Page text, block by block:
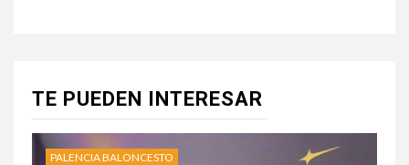
TE PUEDEN INTERESAR
PALENCIA BALONCESTO